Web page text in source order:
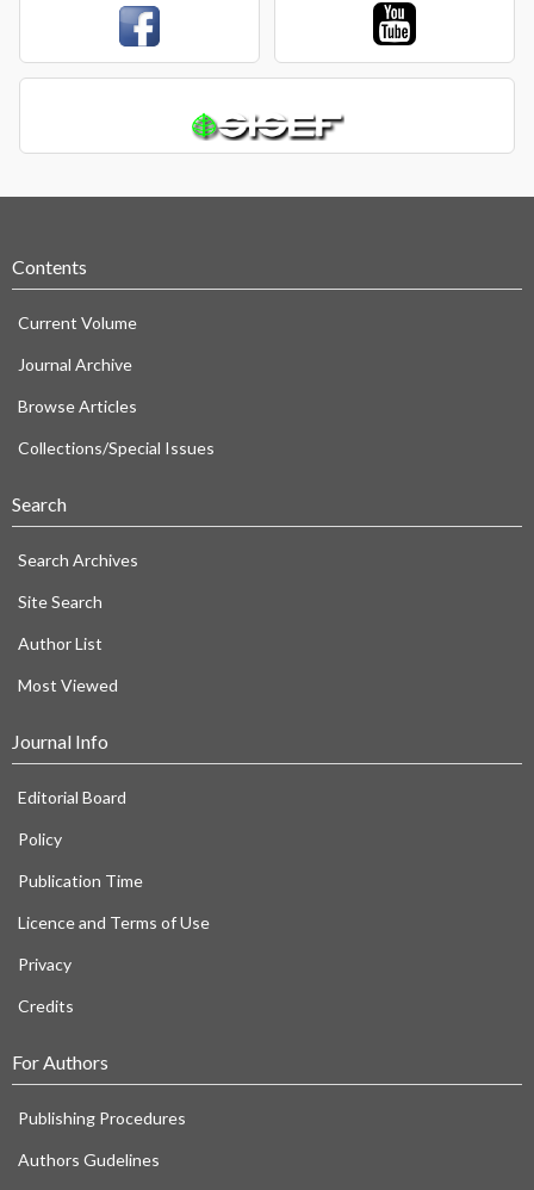
Contents
Current Volume
Journal Archive
Browse Articles
Collections/Special Issues
Search
Search Archives
Site Search
Author List
Most Viewed
Journal Info
Editorial Board
Policy
Publication Time
Licence and Terms of Use
Privacy
Credits
For Authors
Publishing Procedures
Authors Gudelines